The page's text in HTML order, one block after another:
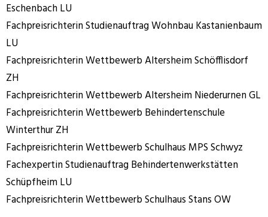
Eschenbach LU
Fachpreisrichterin Studienauftrag Wohnbau Kastanienbaum
LU
Fachpreisrichterin Wettbewerb Altersheim Schöfflisdorf
ZH
Fachpreisrichterin Wettbewerb Altersheim Niederurnen GL
Fachpreisrichterin Wettbewerb Behindertenschule
Winterthur ZH
Fachpreisrichterin Wettbewerb Schulhaus MPS Schwyz
Fachexpertin Studienauftrag Behindertenwerkstätten
Schüpfheim LU
Fachpreisrichterin Wettbewerb Schulhaus Stans OW